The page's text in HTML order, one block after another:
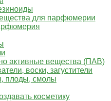
для парфюмерии
активные вещества (ПАВ)
воски, загустители
плоды, смолы
косметику